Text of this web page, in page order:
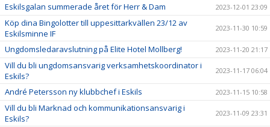
Eskilsgalan summerade året för Herr & Dam 2023-12-01 23:09
Köp dina Bingolotter till uppesittarkvällen 23/12 av
Eskilsminne IF
2023-11-30 10:59
Ungdomsledaravslutning på Elite Hotel Mollberg! 2023-11-20 21:17
Vill du bli ungdomsansvarig verksamhetskoordinator i
Eskils?
2023-11-17 06:04
André Petersson ny klubbchef i Eskils 2023-11-15 10:58
Vill du bli Marknad och kommunikationsansvarig i
Eskils?
2023-11-09 23:31